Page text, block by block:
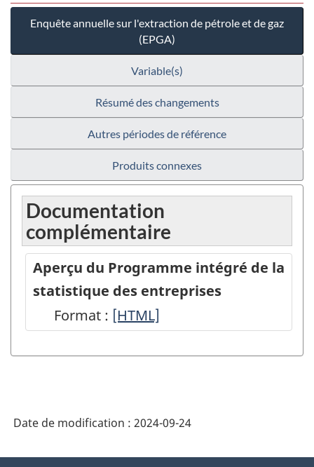
Enquête annuelle sur l'extraction de pétrole et de gaz
(EPGA)
Variable(s)
Résumé des changements
Autres périodes de référence
Produits connexes
Documentation
complémentaire
Aperçu du Programme intégré de la
statistique des entreprises
Format : Aperçu
Programme
la
statistique
[HTML]
Date de modification : 2024-09-24